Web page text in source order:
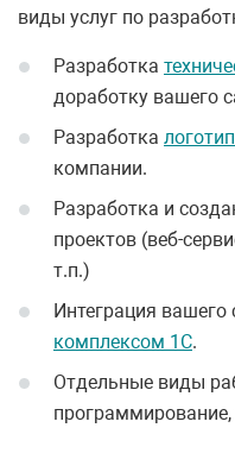
виды услуг по
Разработка
доработку вашего
Разработка
компании.
Разработка и
проектов (веб-
т.п.)
Интеграция вашего
комплексом 1С.
Отдельные виды
программирование,